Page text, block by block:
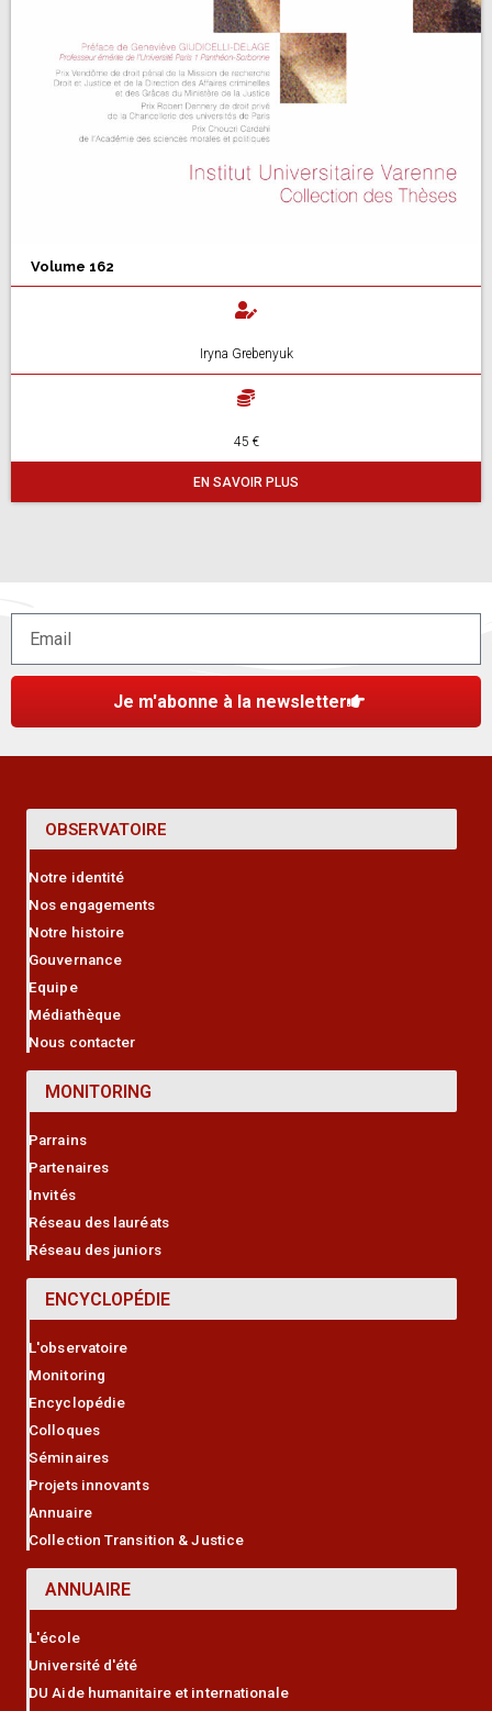
Volume 162
Iryna Grebenyuk
45 €
EN SAVOIR PLUS
Je m'abonne à la newsletter
OBSERVATOIRE
Notre identité
Nos engagements
Notre histoire
Gouvernance
Equipe
Médiathèque
Nous contacter
MONITORING
Parrains
Partenaires
Invités
Réseau des lauréats
Réseau des juniors
ENCYCLOPÉDIE
L'observatoire
Monitoring
Encyclopédie
Colloques
Séminaires
Projets innovants
Annuaire
Collection Transition & Justice
ANNUAIRE
L'école
Université d'été
DU Aide humanitaire et internationale